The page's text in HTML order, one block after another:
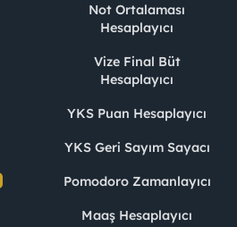
Not Ortalaması
Hesaplayıcı
Vize Final Büt
Hesaplayıcı
YKS Puan Hesaplayıcı
YKS Geri Sayım Sayacı
Pomodoro Zamanlayıcı
Maaş Hesaplayıcı